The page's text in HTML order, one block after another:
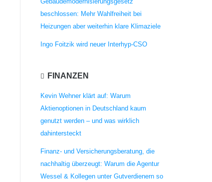
beschlossen: Mehr Wahlfreiheit bei
Heizungen aber weiterhin klare Klimaziele
Ingo Foitzik wird neuer Interhyp-CSO
FINANZEN
Kevin Wehner klärt auf: Warum
Aktienoptionen in Deutschland kaum
genutzt werden – und was wirklich
dahintersteckt
Finanz- und Versicherungsberatung, die
nachhaltig überzeugt: Warum die Agentur
Wessel & Kollegen unter Gutverdienern so